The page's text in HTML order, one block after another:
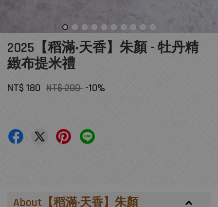
2025【稻滿‧天香】朱顏 - 牡丹精
緻布提米禮
NT$ 180 NT$ 200 -10%
About【稻滿‧天香】朱顏